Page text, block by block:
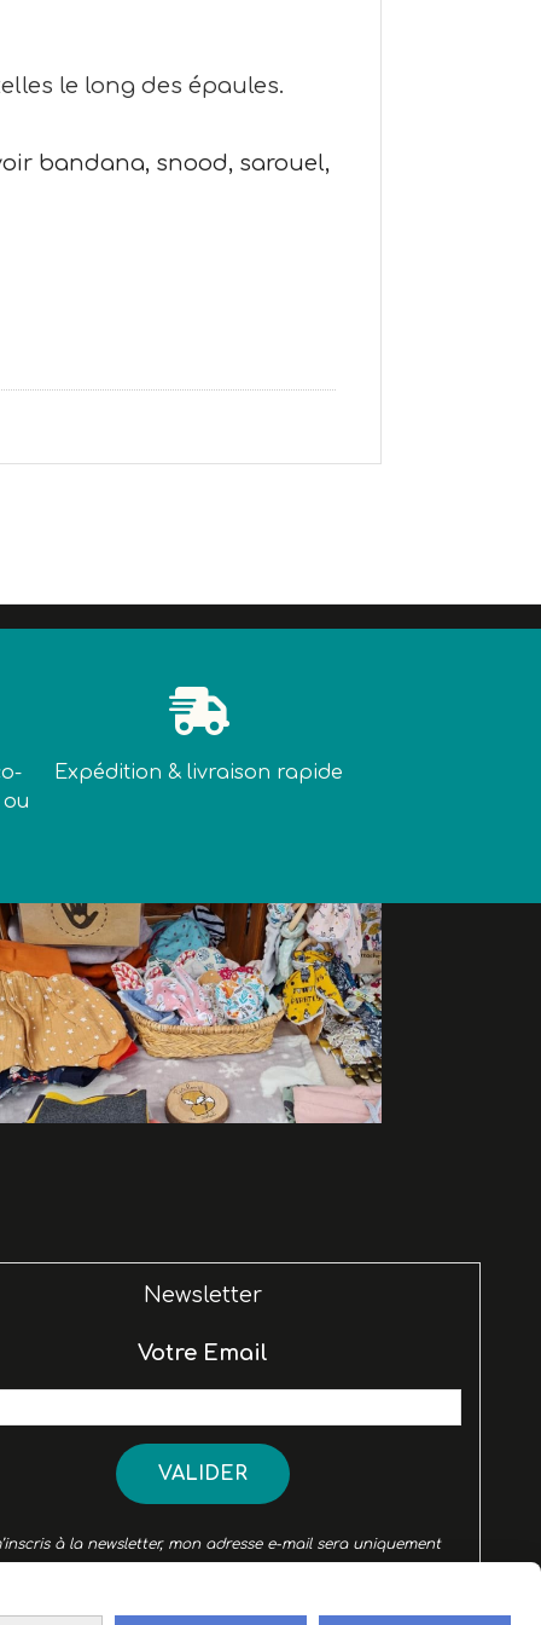
le long des épaules.
bandana, snood, sarouel,

Expédition & livraison rapide
Newsletter
Votre Email
VALIDER
à la newsletter, mon adresse e-mail sera uniquement